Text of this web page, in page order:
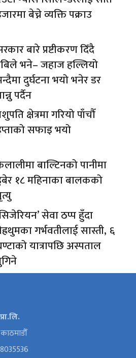
बेच्ने व्यक्ति पक्राउ
बारे प्रष्टीकरण दिँदै
भने– जहाज हल्लियो
दुर्घटना भयो भनेर डर
पर्दैन
क्षेत्रमा गरियो पाँचौँ
सफाइ भयो
बाल्टिनको पानीमा
१८ महिनाका बालकको
सेवा ठप्प हुँदा
गर्भवतीलाई सास्ती, ६
यात्रापछि अस्पताल